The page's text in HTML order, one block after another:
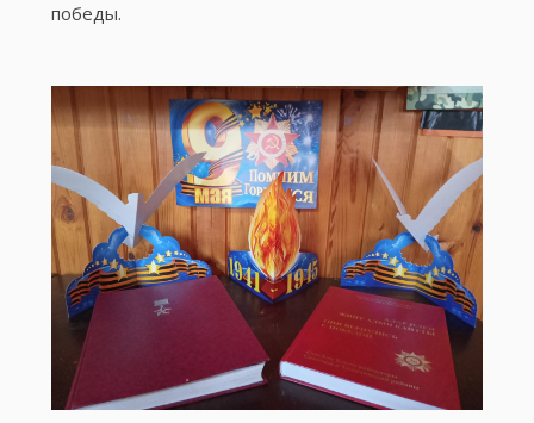
победы.